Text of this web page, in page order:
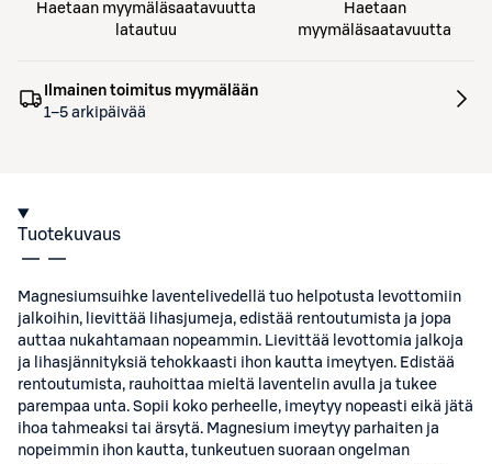
Haetaan myymäläsaatavuutta
latautuu
Haetaan
myymäläsaatavuutta
Ilmainen toimitus myymälään
1–5 arkipäivää
Tuotekuvaus
Magnesiumsuihke laventelivedellä tuo helpotusta levottomiin
jalkoihin, lievittää lihasjumeja, edistää rentoutumista ja jopa
auttaa nukahtamaan nopeammin. Lievittää levottomia jalkoja
ja lihasjännityksiä tehokkaasti ihon kautta imeytyen. Edistää
rentoutumista, rauhoittaa mieltä laventelin avulla ja tukee
parempaa unta. Sopii koko perheelle, imeytyy nopeasti eikä jätä
ihoa tahmeaksi tai ärsytä. Magnesium imeytyy parhaiten ja
nopeimmin ihon kautta, tunkeutuen suoraan ongelman